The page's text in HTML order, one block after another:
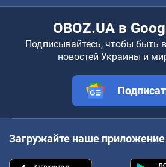
OBOZ.UA в
Подписывайтесь, чтобы быть
новостей Украины и
Загружайте наше приложение